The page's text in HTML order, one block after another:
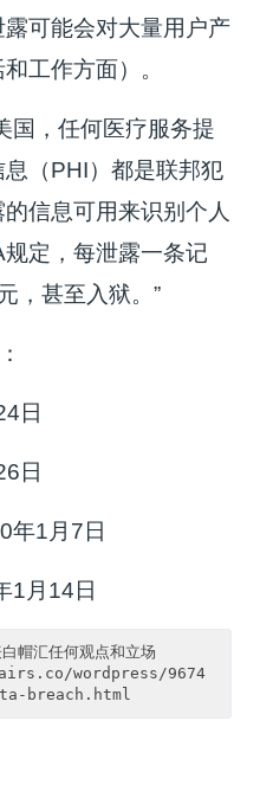
可能会对大量用户产
工作方面）。
国，任何医疗服务提
（PHI）都是联邦犯
信息可用来识别个人
定，每泄露一条记
，甚至入狱。”
日
日
年1月7日
1月14日
帽汇任何观点和立场
wordpress/9674